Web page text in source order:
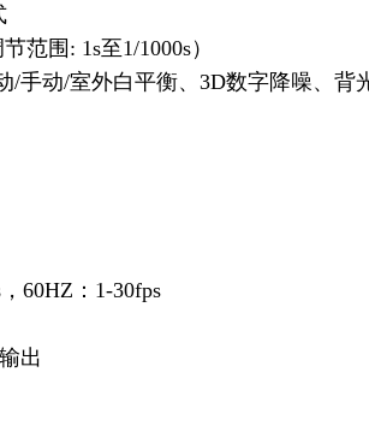
范围: 1s至1/1000s）
/手动/室外白平衡、3D数字降噪、背
60HZ：1-30fps
出